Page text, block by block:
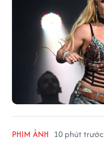
PHIM ẢNH 10 phút trước